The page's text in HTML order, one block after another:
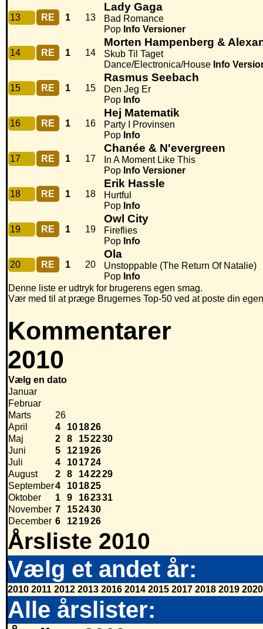
13 RE 1 13
Lady Gaga
Bad Romance
Pop Info Versioner
14 RE 1 14
Morten Hampenberg &
Skub Til Taget
Dance/Electronica/House Info
15 RE 1 15
Rasmus Seebach
Den Jeg Er
Pop Info
16 RE 1 16
Hej Matematik
Party I Provinsen
Pop Info
17 RE 1 17
Chanée & N'evergreen
In A Moment Like This
Pop Info Versioner
18 RE 1 18
Erik Hassle
Hurtful
Pop Info
19 RE 1 19
Owl City
Fireflies
Pop Info
20 RE 1 20
Ola
Unstoppable (The Return Of Natalie)
Pop Info
Denne liste er udtryk for brugerens egen smag.
Vær med til at præge Brugernes Top-50 ved at poste din
Kommentarer
2010
Vælg en dato
Januar
Februar
Marts
26
April
4 101826
Maj
2 8 152230
Juni
5 121926
Juli
4 101724
August
2 8 142229
September4 101825
Oktober
1 9 162331
November 7 152430
December 6 121926
Årsliste 2010
Vælg et andet år:
2010 2011 2012 2013 2016 2014 2015 2017 2018 2019 2020
Alle årslister: